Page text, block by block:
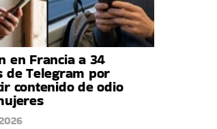
en Francia a 34
de Telegram por
contenido de odio